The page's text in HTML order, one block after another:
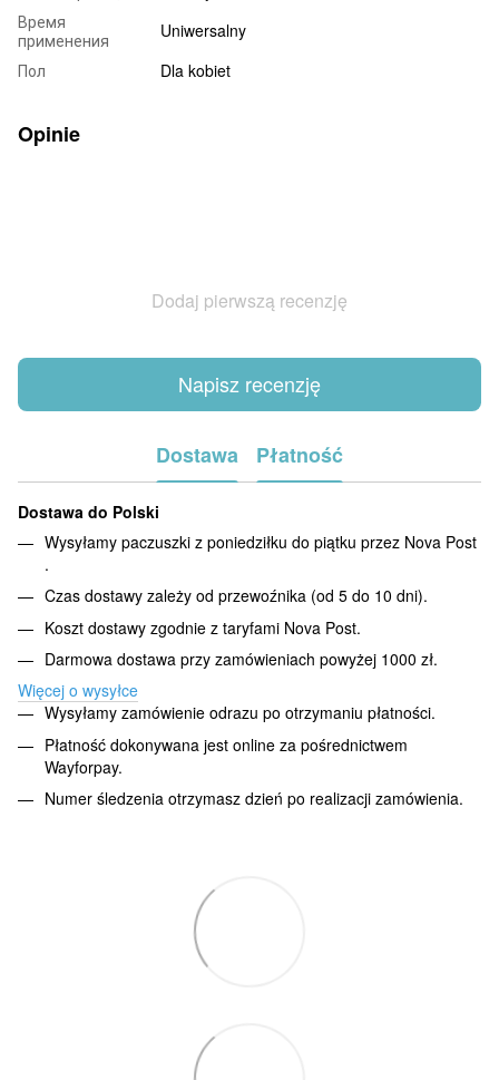
Время
применения
Uniwersalny
Пол
Dla kobiet
Opinie
Dodaj pierwszą recenzję
Napisz recenzję
Dostawa Płatność
Dostawa do Polski
Wysyłamy paczuszki z poniedziłku do piątku przez Nova Post
.
Czas dostawy zależy od przewoźnika (od 5 do 10 dni).
Koszt dostawy zgodnie z taryfami Nova Post.
Darmowa dostawa przy zamówieniach powyżej 1000 zł.
Więcej o wysyłce
Wysyłamy zamówienie odrazu po otrzymaniu płatności.
Płatność dokonywana jest online za pośrednictwem
Wayforpay.
Numer śledzenia otrzymasz dzień po realizacji zamówienia.